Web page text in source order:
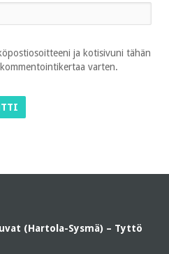
ja kotisivuni tähän
varten.
(Hartola-Sysmä) – Tyttö